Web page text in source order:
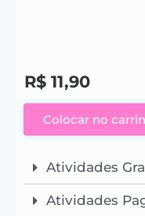
R$ 11,90
Colocar no
Atividades
Atividades